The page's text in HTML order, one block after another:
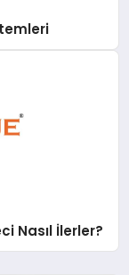
Nasıl İlerler?